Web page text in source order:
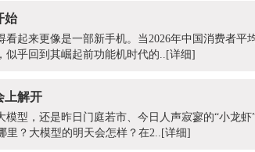
始
起来更像是一部新手机。当2026年中国消费者平
似乎回到其崛起前功能机时代的..[详细]
上解开
型，还是昨日门庭若市、今日人声寂寥的“小龙
里？大模型的明天会怎样？在2.. [详细]